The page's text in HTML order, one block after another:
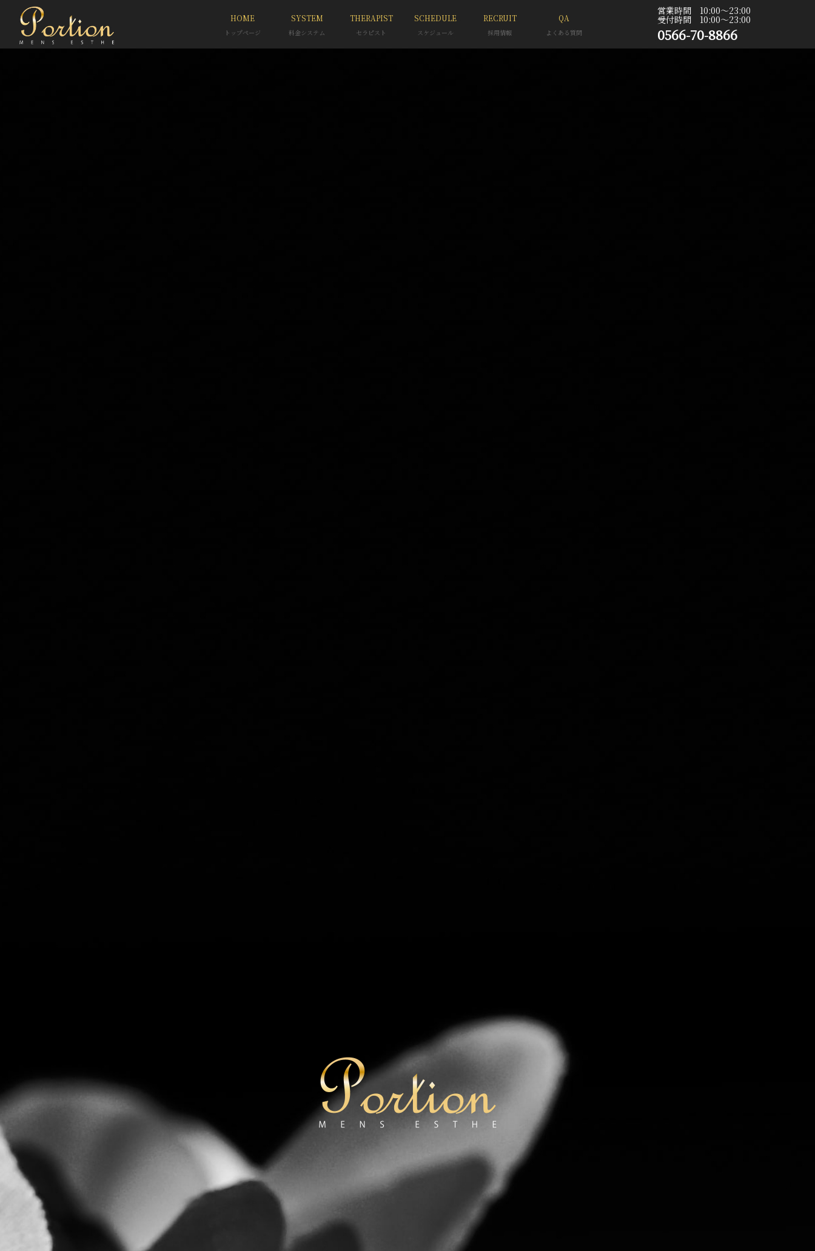
HOME
トップページ
SYSTEM
料金システム
THERAPIST
セラピスト
SCHEDULE
スケジュール
RECRUIT
採用情報
QA
よくある質問
営業時間 10:00〜23:00
受付時間 10:00〜23:00
0566-70-8866